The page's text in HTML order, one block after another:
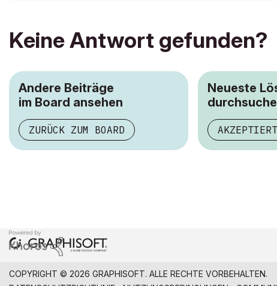
Keine Antwort gefunden?
Andere Beiträge
im Board ansehen
ZURÜCK ZUM BOARD
Neueste
COPYRIGHT © 2026 GRAPHISOFT. ALLE RECHTE VORBEHALTEN.